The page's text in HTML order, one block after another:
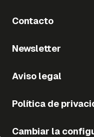
Contacto
Newsletter
Aviso legal
Política de
Cambiar la